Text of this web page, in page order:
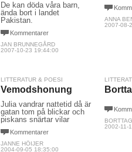
De kan döda våra barn,
ända bort i landet
Pakistan.
Kommentarer
JAN BRUNNEGÅRD
2007-10-23 19:44:00
ANNA
2007-08-
LITTERATUR & POESI
Vemodshonung
Julia vandrar nattetid då är
gatan tom på blickar och
piskans snärtar vilar
Kommentarer
JANNE HÖIJER
2004-09-05 18:35:00
2002-11-